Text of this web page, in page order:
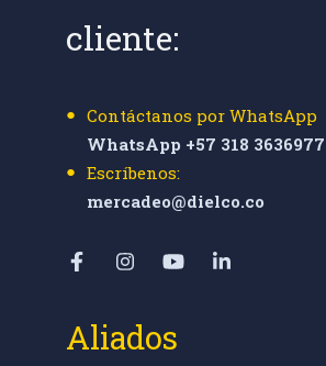
cliente:
Contáctanos por WhatsApp
WhatsApp +57 318 3636977
Escríbenos:
mercadeo@dielco.co
Aliados